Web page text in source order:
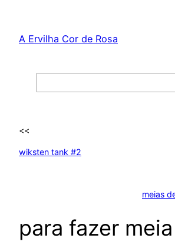
content
A Ervilha Cor de Rosa
<<
wiksten tank #2
meias
para fazer